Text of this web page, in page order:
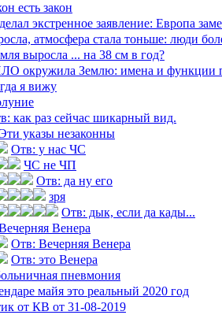
есть закон
экстренное заявление: Европа
атмосфера стала тоньше: люди
выросла ... на 38 см в год?
окружила Землю: имена и функции
я вижу
как раз сейчас шикарный вид.
указы незаконны
Отв: у нас ЧС
ЧС не ЧП
Отв: да ну его
зря
Отв: дык, если да кады...
Венера
Отв: Вечерняя Венера
Отв: это Венера
пневмония
майя это реальный 2020 год
от КВ от 31-08-2019